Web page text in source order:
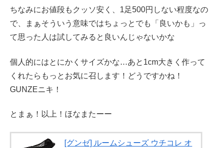
ちなみにお値段もクッソ安く、1足500円しない程度なの
で、まぁそういう意味ではちょっとでも「良いかも」っ
て思った人は試してみると良いんじゃないかな
個人的にはとにかくサイズかな…あと1cm大きく作って
くれたらもっとお気に召します！どうですかね！
GUNZEニキ！
とまぁ！以上！ほなまたーー
[グンゼ] ルームシューズ ウチコレ オ